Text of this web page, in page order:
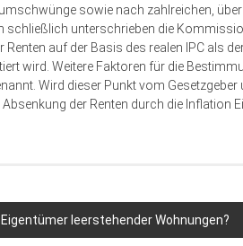
sowie nach zahlreichen,
schließlich unterschrieben die
Renten auf der Basis des realen IPC als
wird. Weitere Faktoren für die
Wird dieser Punkt vom
der Renten durch die Inflation
leerstehender Wohnungen?